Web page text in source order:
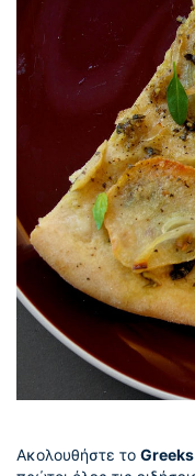
Ακολουθήστε το